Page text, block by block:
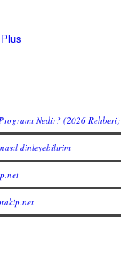
Nedir? (2026 Rehberi)
dinleyebilirim